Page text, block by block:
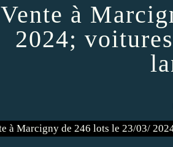
Vente à
2024;